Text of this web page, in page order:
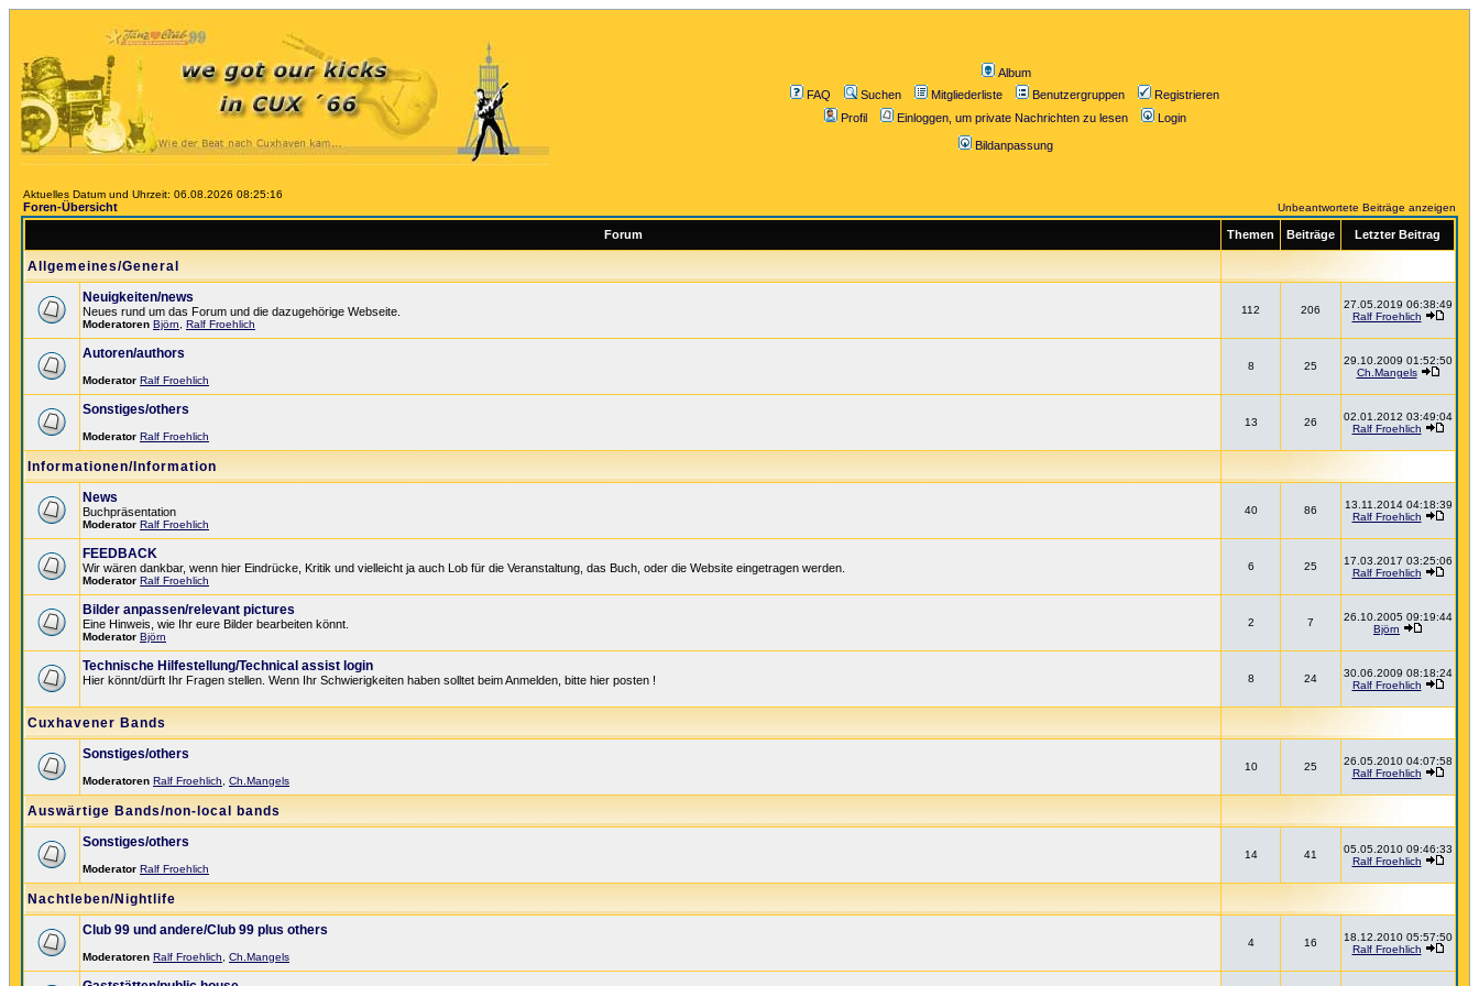
Album
FAQ
Suchen Mitgliederliste Benutzergruppen
Registrieren
Profil
Einloggen, um private Nachrichten zu lesen Login
Bildanpassung
Aktuelles Datum und Uhrzeit: 06.08.2026 08:25:16
Foren-Übersicht Unbeantwortete Beiträge anzeigen
Forum Themen Beiträge Letzter Beitrag
Allgemeines/General
Neuigkeiten/news
Neues rund um das Forum und die dazugehörige Webseite.
Moderatoren Björn Ralf Froehlich
112 206
27.05.2019 06:38:49
Ralf Froehlich
Autoren/authors
Moderator Ralf Froehlich
8 25
29.10.2009 01:52:50
Ch.Mangels
Sonstiges/others
Moderator Ralf Froehlich
13 26
02.01.2012 03:49:04
Ralf Froehlich
Informationen/Information
News
Buchpräsentation
Moderator Ralf Froehlich
40 86
13.11.2014 04:18:39
Ralf Froehlich
FEEDBACK
Wir wären dankbar, wenn hier Eindrücke, Kritik und vielleicht ja auch Lob für die Veranstaltung, das Buch, oder die Website eingetragen werden.
Moderator Ralf Froehlich
6 25
17.03.2017 03:25:06
Ralf Froehlich
Bilder anpassen/relevant pictures
Eine Hinweis, wie Ihr eure Bilder bearbeiten könnt.
Moderator Björn
2 7
26.10.2005 09:19:44
Björn
Technische Hilfestellung/Technical assist login
Hier könnt/dürft Ihr Fragen stellen. Wenn Ihr Schwierigkeiten haben solltet beim Anmelden, bitte hier posten ! 8 24
30.06.2009 08:18:24
Ralf Froehlich
Cuxhavener Bands
Sonstiges/others
Moderatoren Ralf Froehlich Ch.Mangels
10 25
26.05.2010 04:07:58
Ralf Froehlich
Auswärtige Bands/non-local bands
Sonstiges/others
Moderator Ralf Froehlich
14 41
05.05.2010 09:46:33
Ralf Froehlich
Nachtleben/Nightlife
Club 99 und andere/Club 99 plus others
Moderatoren Ralf Froehlich Ch.Mangels
4 16
18.12.2010 05:57:50
Ralf Froehlich